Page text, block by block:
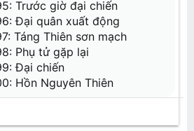
Trước giờ đại chiến
Đại quân xuất động
Táng Thiên sơn mạch
Phụ tử gặp lại
Đại chiến
Hồn Nguyên Thiên